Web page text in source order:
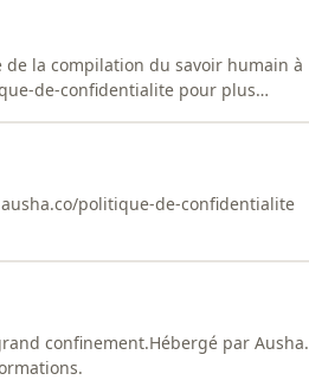
la compilation du savoir humain à
de-confidentialite pour plus
politique-de-confidentialite
confinement.Hébergé par Ausha.